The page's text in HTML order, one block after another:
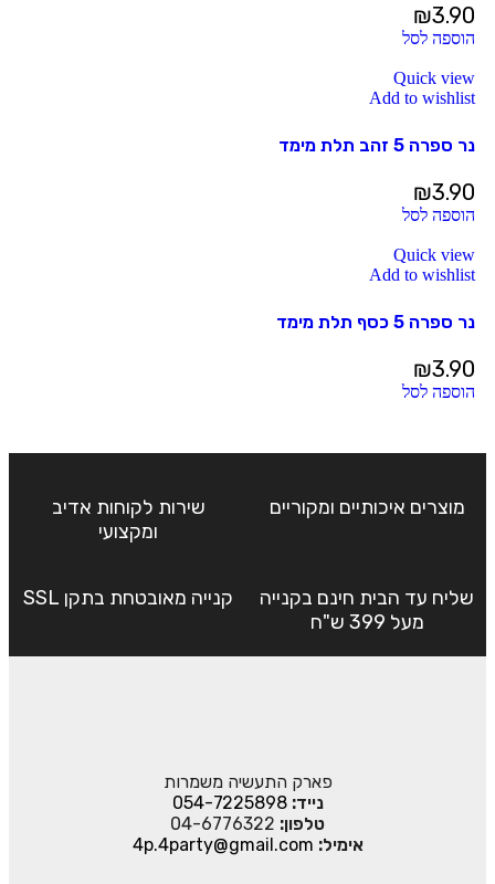
₪3.90
הוספה לסל
Quick view
Add to wishlist
נר ספרה 5 זהב תלת מימד
₪3.90
הוספה לסל
Quick view
Add to wishlist
נר ספרה 5 כסף תלת מימד
₪3.90
הוספה לסל
מוצרים איכותיים ומקוריים
שירות לקוחות אדיב
ומקצועי
שליח עד הבית חינם בקנייה
מעל 399 ש"ח
קנייה מאובטחת בתקן SSL
פארק התעשיה משמרות
נייד:054-7225898
טלפון: 04-6776322
אימיל: 4p.4party@gmail.com